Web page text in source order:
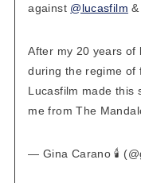
against @lucasfilm &
After my 20 years of
during the regime of
Lucasfilm made this
me from The
— Gina Carano 🕯